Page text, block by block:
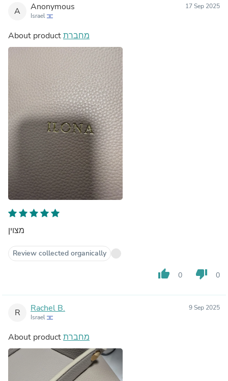
A Anonymous
Israel
17 Sep 2025
About productמחברת
מצוין
Review collected organically
thumb_up 0 thumb_down 0
R Rachel B.
Israel
9 Sep 2025
About productמחברת